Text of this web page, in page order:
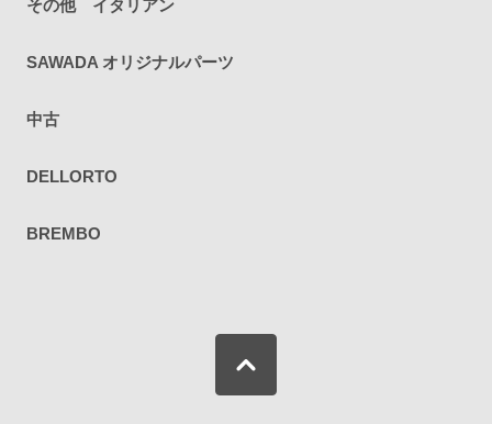
その他 イタリアン
SAWADA オリジナルパーツ
中古
DELLORTO
BREMBO